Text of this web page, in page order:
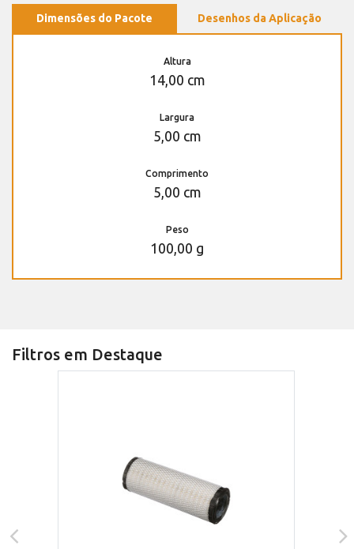
Dimensões do Pacote Desenhos da Aplicação
Altura
14,00 cm
Largura
5,00 cm
Comprimento
5,00 cm
Peso
100,00 g
Filtros em Destaque